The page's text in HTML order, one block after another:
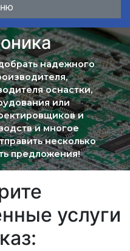
надежного
оснастки,
или
и
и многое
несколько
предложения!
услуги